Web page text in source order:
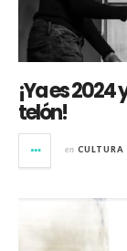
¡Ya es
telón!
en CULTURA